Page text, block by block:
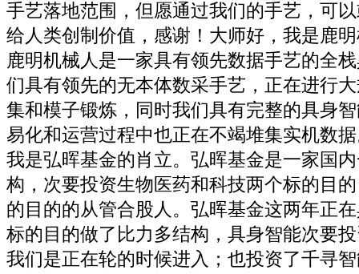
手艺落地范围，但愿通过我们的手艺，可
给人类创制价值，感谢！大师好，我是鹿
鹿明机械人是一家具有领先数据手艺的全
们具有领先的无本体数采手艺，正在进行
集和模子锻炼，同时我们具有完整的具身
易化和运营过程中也正在不竭堆集实机数
我是弘晖基金的肖立。弘晖基金是一家国
构，次要投资生物医药和科技两个标的目
的目的的从管合股人。弘晖基金这两年正
标的目的做了比力多结构，具身智能次要
我们是正在轮的时候进入；也投资了千寻